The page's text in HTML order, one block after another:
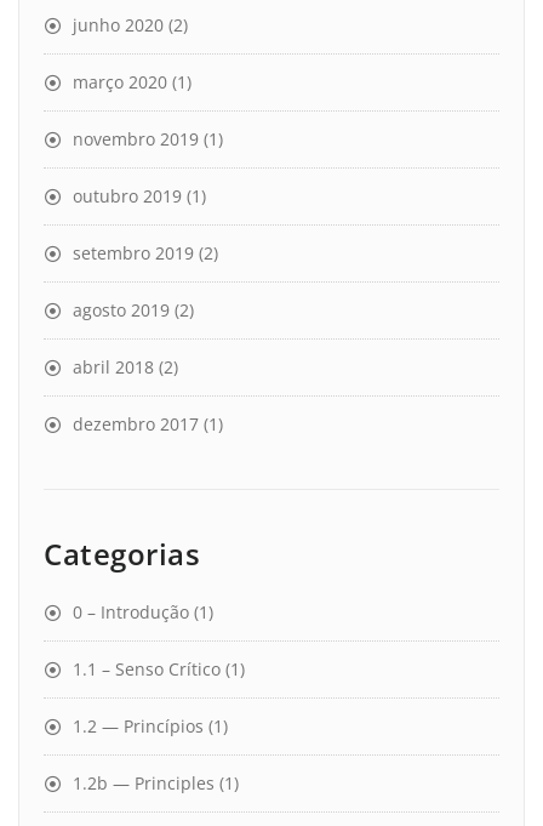
junho 2020 (2)
março 2020 (1)
novembro 2019 (1)
outubro 2019 (1)
setembro 2019 (2)
agosto 2019 (2)
abril 2018 (2)
dezembro 2017 (1)
Categorias
0 – Introdução (1)
1.1 – Senso Crítico (1)
1.2 — Princípios (1)
1.2b — Principles (1)